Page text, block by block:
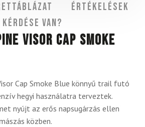
Értékelések
Kérdése van?
Visor Cap Smoke
Cap Smoke Blue könnyű trail futó
hegyi használatra terveztek.
nyújt az erős napsugárzás ellen
közben.